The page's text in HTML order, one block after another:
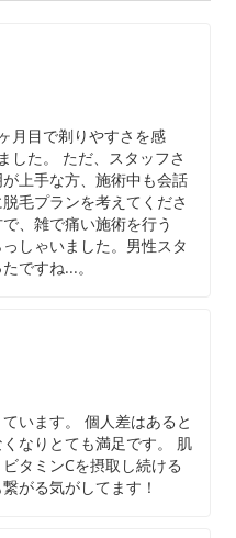
月目で剃りやすさを感
した。 ただ、スタッフさ
上手な方、施術中も会話
毛プランを考えてくださ
、雑で痛い施術を行う
しゃいました。男性スタ
ですね...。
います。 個人差はあると
なりとても満足です。 肌
タミンCを摂取し続ける
がる気がしてます！